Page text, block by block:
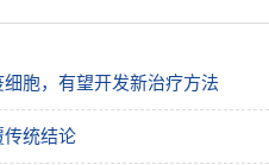
胞，有望开发新治疗方法
传统结论